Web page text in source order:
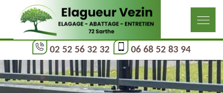
02 52 56 32 32 06 68 52 83 94